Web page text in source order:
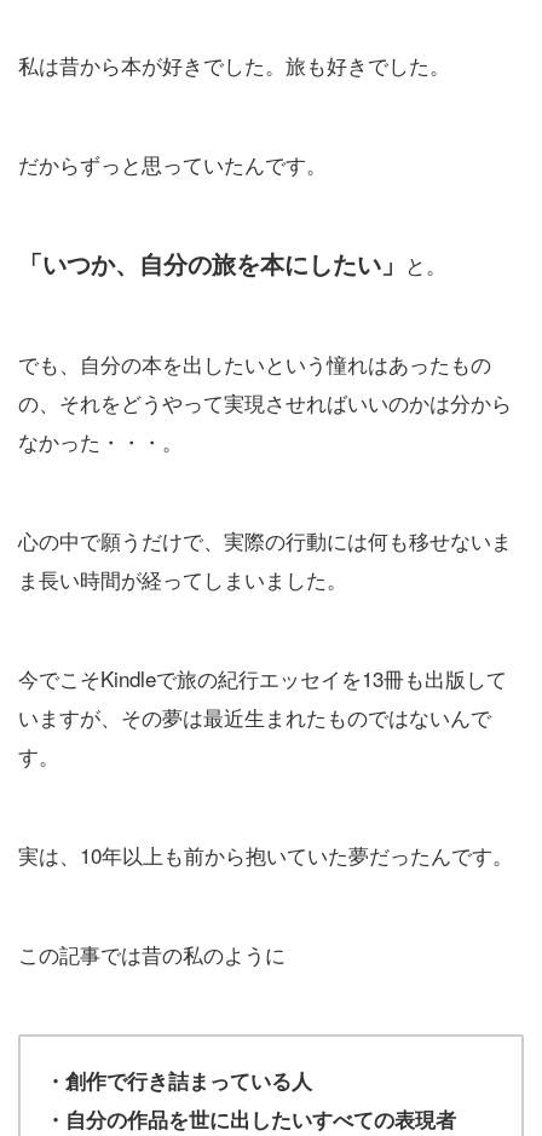
私は昔から本が好きでした。旅も好きでした。
だからずっと思っていたんです。
「いつか、自分の旅を本にしたい」 と。
でも、自分の本を出したいという憧れはあったもの
の、それをどうやって実現させればいいのかは分から
なかった・・・。
心の中で願うだけで、実際の行動には何も移せないま
ま長い時間が経ってしまいました。
今でこそKindleで旅の紀行エッセイを13冊も出版して
いますが、その夢は最近生まれたものではないんで
す。
実は、10年以上も前から抱いていた夢だったんです。
この記事では昔の私のように
・創作で行き詰まっている人
・自分の作品を世に出したいすべての表現者